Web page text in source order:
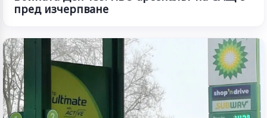
пред изчерпване